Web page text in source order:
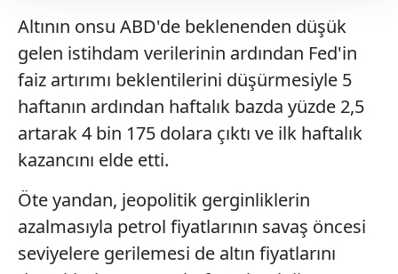
takdirde, kullanıcılara hedefli reklamlar
gösterilmeyecektir."
Sizlere daha iyi bir hizmet sunabilmek için İnternet
Sitemizde kendimize ve üçüncü kişilere ait çerezler
kullanılmaktadır. Bu çerezler vasıtasıyla çeşitli kişisel
verileriniz işlenmekte olup gerekli olan çerezler bilgi
kullanılmaktadır. Diğer çerezler, sitemizin daha işlevsel
kılınması ve kişiselleştirilmesi ve sizlere yönelik
reklam/pazarlama faaliyetlerinin yapılması, amaçlarıyla
sınırlı olarak açık rızanız dahilinde kullanılacaktır.
Altının onsu ABD'de beklenenden düşük
gelen istihdam verilerinin ardından Fed'in
faiz artırımı beklentilerini düşürmesiyle 5
haftanın ardından haftalık bazda yüzde 2,5
artarak 4 bin 175 dolara çıktı ve ilk haftalık
kazancını elde etti.
Öte yandan, jeopolitik gerginliklerin
azalmasıyla petrol fiyatlarının savaş öncesi
seviyelere gerilemesi de altın fiyatlarını